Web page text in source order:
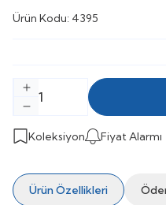
Ürün Kodu: 4395
Koleksiyon Fiyat Alarmı
Ürün Özellikleri